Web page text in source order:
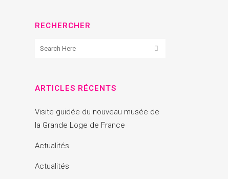
RECHERCHER
ARTICLES RÉCENTS
Visite guidée du nouveau musée de
la Grande Loge de France
Actualités
Actualités